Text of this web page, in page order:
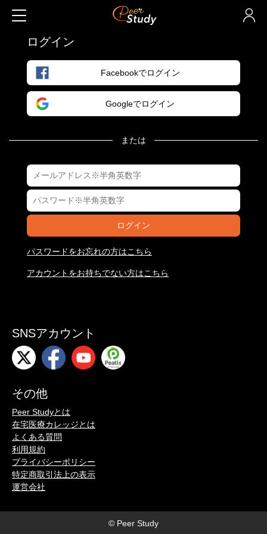
ログイン
Facebookでログイン
Googleでログイン
または
ログイン
パスワードをお忘れの方はこちら
アカウントをお持ちでない方はこちら
SNSアカウント
その他
Peer Studyとは
在宅医療カレッジとは
よくある質問
利用規約
プライバシーポリシー
特定商取引法上の表示
運営会社
© Peer Study